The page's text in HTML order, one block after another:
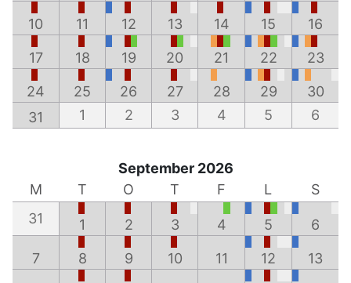
10 11 12 13 14 15 16
17 18 19 20 21 22 23
24 25 26 27 28 29
30
31
1 2 3 4 5 6
September 2026
M
T O T F L
S
31
1 2 3 4 5 6
7 8 9 10 11 12 13